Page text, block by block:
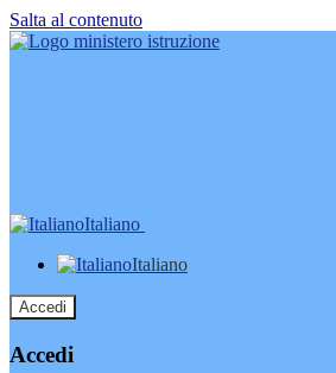
Salta al contenuto
Italiano
Italiano
Accedi
Accedi